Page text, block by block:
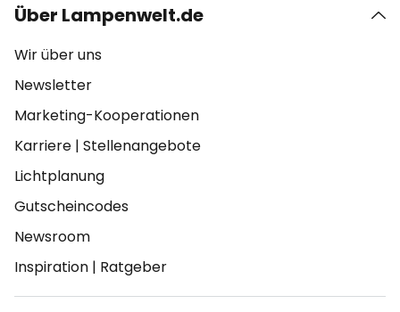
Über Lampenwelt.de
Wir über uns
Newsletter
Marketing-Kooperationen
Karriere | Stellenangebote
Lichtplanung
Gutscheincodes
Newsroom
Inspiration | Ratgeber